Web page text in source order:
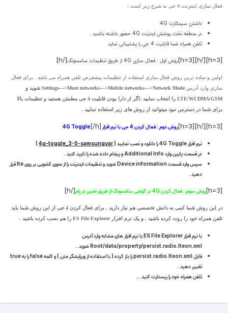
فعال سازی اینترنت 4 جی به شرح زیر است :
داشتن سیمکارت 4G
در منطقه تخت پوشش اینترنت 4G حضور داشته باشید .
تلفن همراه شما قابلیت 4 جی را پشتیبانی نماید
روش اول : فعال سازی 4G از طریق تنظیمات سامسونگ [/h]
اولین و ساده ترین روش فعال سازی استفاده از تنظیمات پیشفرض تلفن همراه می باشد . برای فعال
سازی وارد آدرسSettings—>More networks—>Mobile networks—>Network Mode شوید و
LTE/WCDMA/GSM را انتخاب نمایید .
اگر از دارا بودن قابلیت 4 جی مطمئن هستید و تنظیمات بالا
برای شما در دسترس نبود میتوانید از روش های زیر استفاده نمایید .
روش دوم : فعال کردن 4 جی با نرم افزار 4G Toggle [/h]
نرم افزار 4G Toggle را دانلود و نصب نمایید ( 4g-toggle_3-0-samsungyar
)
در قسمت پایین واردAdditional Infoو پیغام داده شده را تایید کنید .
سپس وارد قسمتDevice information
شوید و تنظیمات اینترنت را از منوی کشویی بر روی lte قرار
دهید .
روش سوم : فعال کردن 4G در گوشی سامسونگ از طریق تغییر در رام [/h]
در این روش شما کمی به دانش تخصصی هم نیاز دارید . برای فعال کردن 4 جی از این روش شما باید
تلفن همراه خود را روت کرده باشید . و یک نرم افزار ES File Explorer را هم نصب کرده باشید .
با نرم افزار ES File Explorer یا نرم افزار های مشابه وارد آدرس
Root/data/property/persist.radio.lteon.xml شوید .
فایل persist.radio.lteon.xml را باز کرده ( با استفاده از ویرایشگر متن ) و کلمه false را به true
تغییر دهید .
تلفن همراه خود را ریستارت کنید …